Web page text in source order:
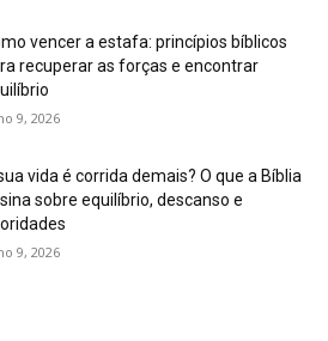
vencer a estafa: princípios bíblicos
recuperar as forças e encontrar
9, 2026
vida é corrida demais? O que a Bíblia
sobre equilíbrio, descanso e
9, 2026